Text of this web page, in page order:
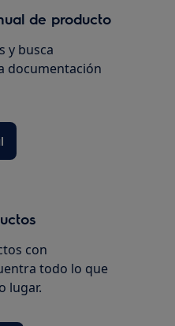
de producto
y busca
documentación
con
todo lo que
lugar.